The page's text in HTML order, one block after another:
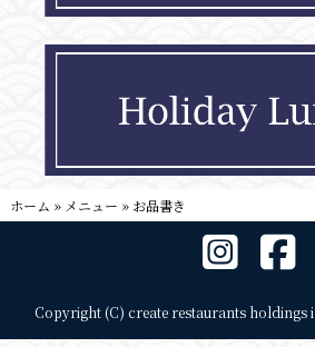
ホーム » メニュー » お品書き
Copyright (C) create restaurants holdings